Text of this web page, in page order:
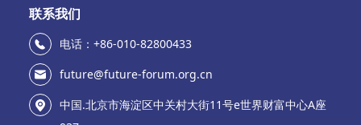
联系我们
电话：+86-010-82800433
future@future-forum.org.cn
中国.北京市海淀区中关村大街11号e世界财富中心A座